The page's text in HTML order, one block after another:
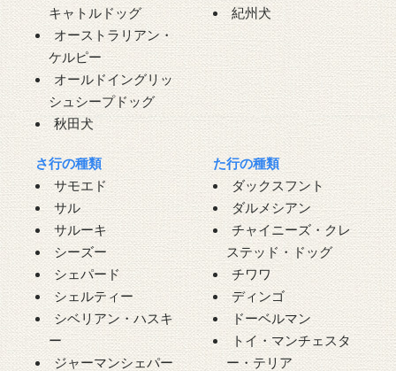
キャトルドッグ
オーストラリアン・
ケルピー
オールドイングリッ
シュシープドッグ
秋田犬
紀州犬
さ行の種類
サモエド
サル
サルーキ
シーズー
シェパード
シェルティー
シベリアン・ハスキ
ー
ジャーマンシェパー
た行の種類
ダックスフント
ダルメシアン
チャイニーズ・クレ
ステッド・ドッグ
チワワ
ディンゴ
ドーベルマン
トイ・マンチェスタ
ー・テリア